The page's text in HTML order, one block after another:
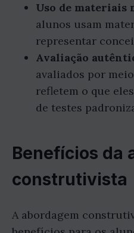
Uso de materiais
alunos usam
representar
Avaliação
avaliados por
refletem o que
de testes
Benefícios da
construtivista
A abordagem